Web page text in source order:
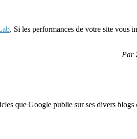
. Si les performances de votre site vous
Par
que Google publie sur ses divers